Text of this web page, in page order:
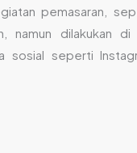
pemasaran,
namun dilakukan
sosial seperti